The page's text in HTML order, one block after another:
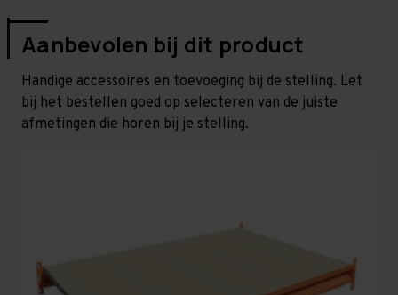
Aanbevolen bij dit product
Handige accessoires en toevoeging bij de stelling. Let
bij het bestellen goed op selecteren van de juiste
afmetingen die horen bij je stelling.